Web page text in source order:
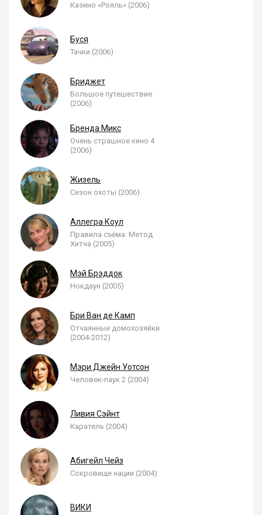
Казино «Рояль» (2006)
Буся
Тачки (2006)
Бриджет
Большое путешествие
(2006)
Бренда Микс
Очень страшное кино 4
(2006)
Жизель
Сезон охоты (2006)
Аллегра Коул
Правила съёма: Метод
Хитча (2005)
Мэй Брэддок
Нокдаун (2005)
Бри Ван де Камп
Отчаянные домохозяйки
(2004-2012)
Мэри Джейн Уотсон
Человек-паук 2 (2004)
Ливия Сэйнт
Каратель (2004)
Абигейл Чейз
Сокровище нации (2004)
ВИКИ